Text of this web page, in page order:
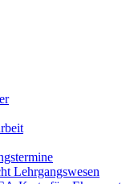
Lehrgangswesen